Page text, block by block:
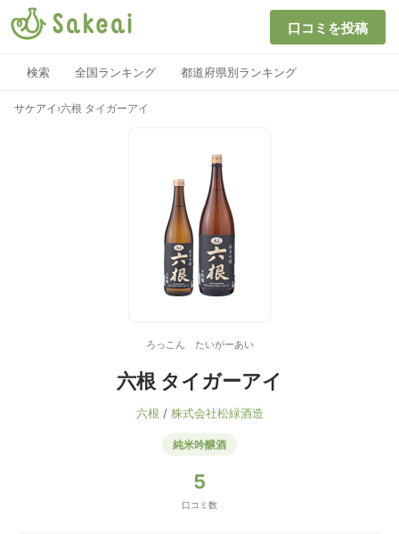
口コミを投稿
検索 全国ランキング 都道府県別ランキング
サケアイ ›六根 タイガーアイ
ろっこん たいがーあい
六根 タイガーアイ
六根 / 株式会社松緑酒造
純米吟醸酒
5
口コミ数